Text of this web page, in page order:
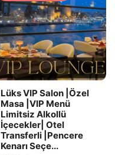
Lüks VIP Salon |Özel
Masa |VIP Menü
Limitsiz Alkollü
İçecekler| Otel
Transferli |Pencere
Kenarı Seçe...